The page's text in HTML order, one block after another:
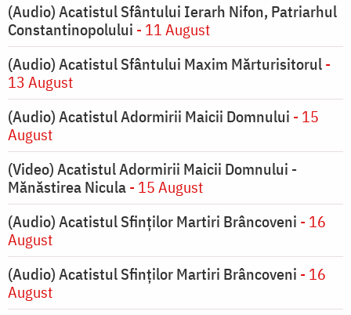
(Audio) Acatistul Sfântului Ierarh Nifon, Patriarhul
Constantinopolului - 11 August
(Audio) Acatistul Sfântului Maxim Mărturisitorul-
13 August
(Audio) Acatistul Adormirii Maicii Domnului - 15
August
(Video) Acatistul Adormirii Maicii Domnului -
Mănăstirea Nicula- 15 August
(Audio) Acatistul Sfinților Martiri Brâncoveni - 16
August
(Audio) Acatistul Sfinților Martiri Brâncoveni - 16
August